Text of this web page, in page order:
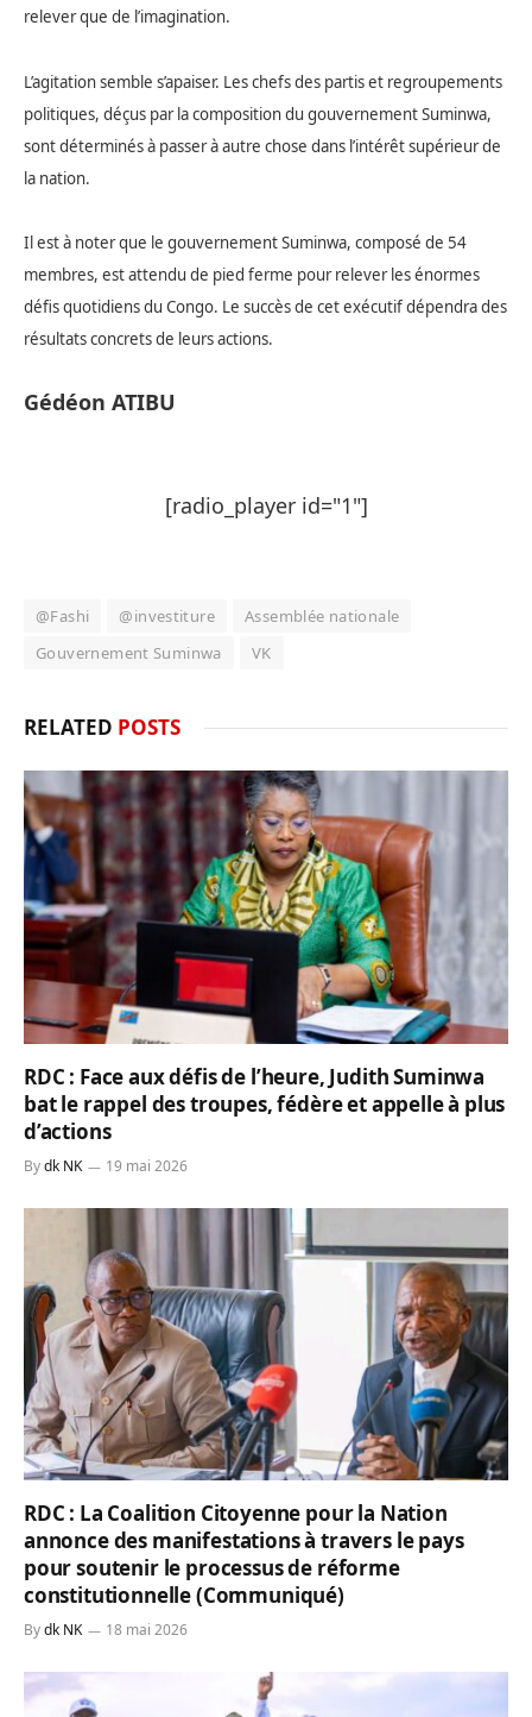
relever que de l’imagination.
L’agitation semble s’apaiser. Les chefs des partis et regroupements
politiques, déçus par la composition du gouvernement Suminwa,
sont déterminés à passer à autre chose dans l’intérêt supérieur de
la nation.
Il est à noter que le gouvernement Suminwa, composé de 54
membres, est attendu de pied ferme pour relever les énormes
défis quotidiens du Congo. Le succès de cet exécutif dépendra des
résultats concrets de leurs actions.
Gédéon ATIBU
[radio_player id="1"]
@Fashi @investiture
Assemblée nationale
Gouvernement Suminwa
VK
RELATED POSTS
RDC : Face aux défis de l’heure, Judith Suminwa
bat le rappel des troupes, fédère et appelle à plus
d’actions
Bydk NK 19 mai 2026
RDC : La Coalition Citoyenne pour la Nation
annonce des manifestations à travers le pays
pour soutenir le processus de réforme
constitutionnelle (Communiqué)
Bydk NK 18 mai 2026